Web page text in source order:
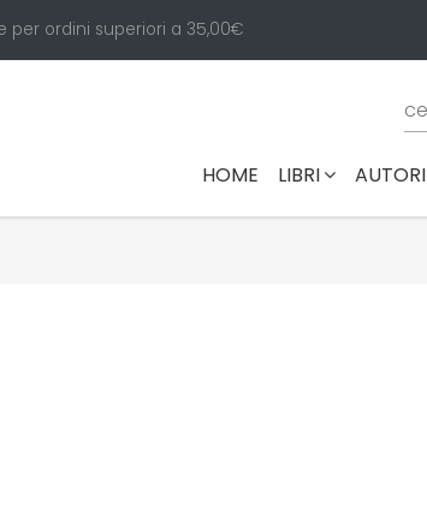
per ordini superiori a 35,00€
HOME (CURRENT)
LIBRI AUTORI